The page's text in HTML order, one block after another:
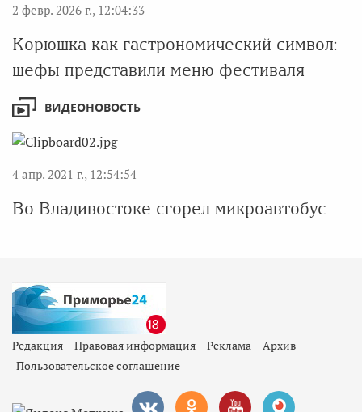
2 февр. 2026 г., 12:04:33
Корюшка как гастрономический символ:
шефы представили меню фестиваля
ВИДЕОНОВОСТЬ
4 апр. 2021 г., 12:54:54
Во Владивостоке сгорел микроавтобус
Редакция Правовая информация Реклама
Архив
Пользовательское соглашение